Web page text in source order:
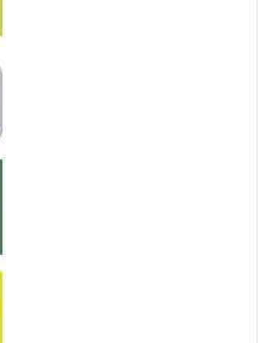
eTwinning
Service Learning